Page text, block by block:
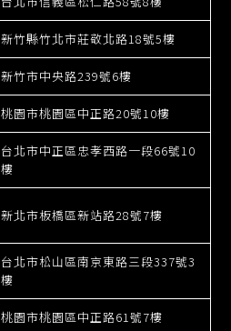
新竹縣竹北市莊敬北路18號5樓
新竹市中央路239號6樓
桃園市桃園區中正路20號10樓
台北市中正區忠孝西路一段66號10
樓
新北市板橋區新站路28號7樓
台北市松山區南京東路三段337號3
樓
桃園市桃園區中正路61號7樓